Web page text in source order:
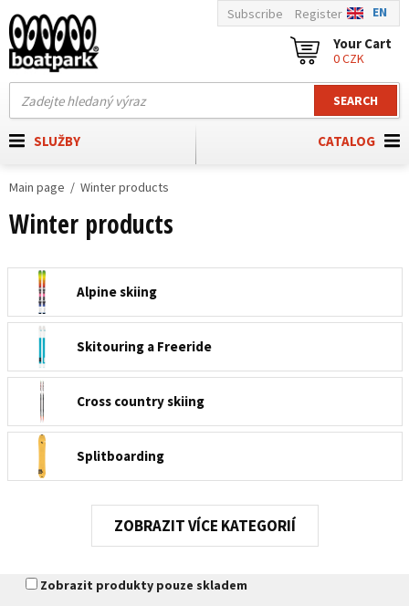
SEARCH
Subscribe Register EN
Your Cart
0 CZK
CATALOG
SLUŽBY
Main page Winter products
Winter products
Alpine skiing
Skitouring a Freeride
Cross country skiing
Splitboarding
Snowshoes
KATEGORIÍ
Zobrazit produkty pouze skladem